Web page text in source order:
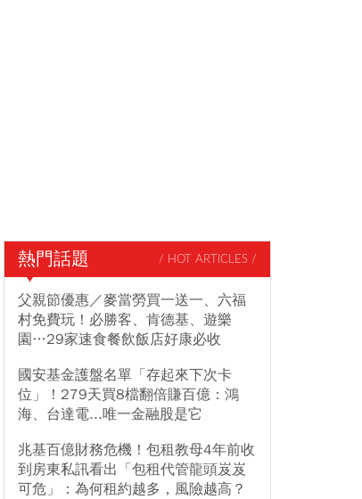
熱門話題 / HOT ARTICLES /
父親節優惠／麥當勞買一送一、六福
村免費玩！必勝客、肯德基、遊樂
園…29家速食餐飲飯店好康必收
國安基金護盤名單「存起來下次卡
位」！279天買8檔翻倍賺百億：鴻
海、台達電...唯一金融股是它
兆基百億財務危機！包租教母4年前收
到房東私訊看出「包租代管龍頭岌岌
可危」：為何租約越多，風險越高？